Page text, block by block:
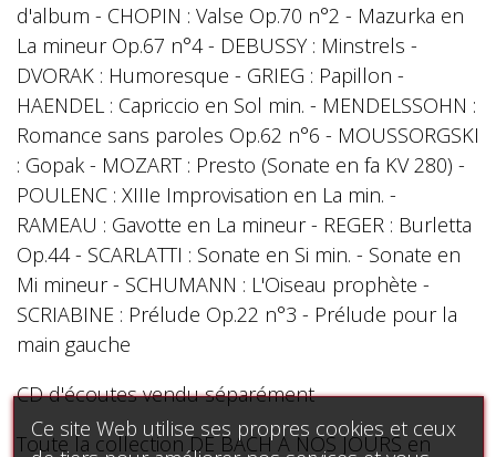
d'album - CHOPIN : Valse Op.70 n°2 - Mazurka en
La mineur Op.67 n°4 - DEBUSSY : Minstrels -
DVORAK : Humoresque - GRIEG : Papillon -
HAENDEL : Capriccio en Sol min. - MENDELSSOHN :
Romance sans paroles Op.62 n°6 - MOUSSORGSKI
: Gopak - MOZART : Presto (Sonate en fa KV 280) -
POULENC : XIIIe Improvisation en La min. -
RAMEAU : Gavotte en La mineur - REGER : Burletta
Op.44 - SCARLATTI : Sonate en Si min. - Sonate en
Mi mineur - SCHUMANN : L'Oiseau prophète -
SCRIABINE : Prélude Op.22 n°3 - Prélude pour la
main gauche
CD d'écoutes vendu séparément
Toute la collection DE BACH A NOS JOURS en
Ce site Web utilise ses propres cookies et ceux